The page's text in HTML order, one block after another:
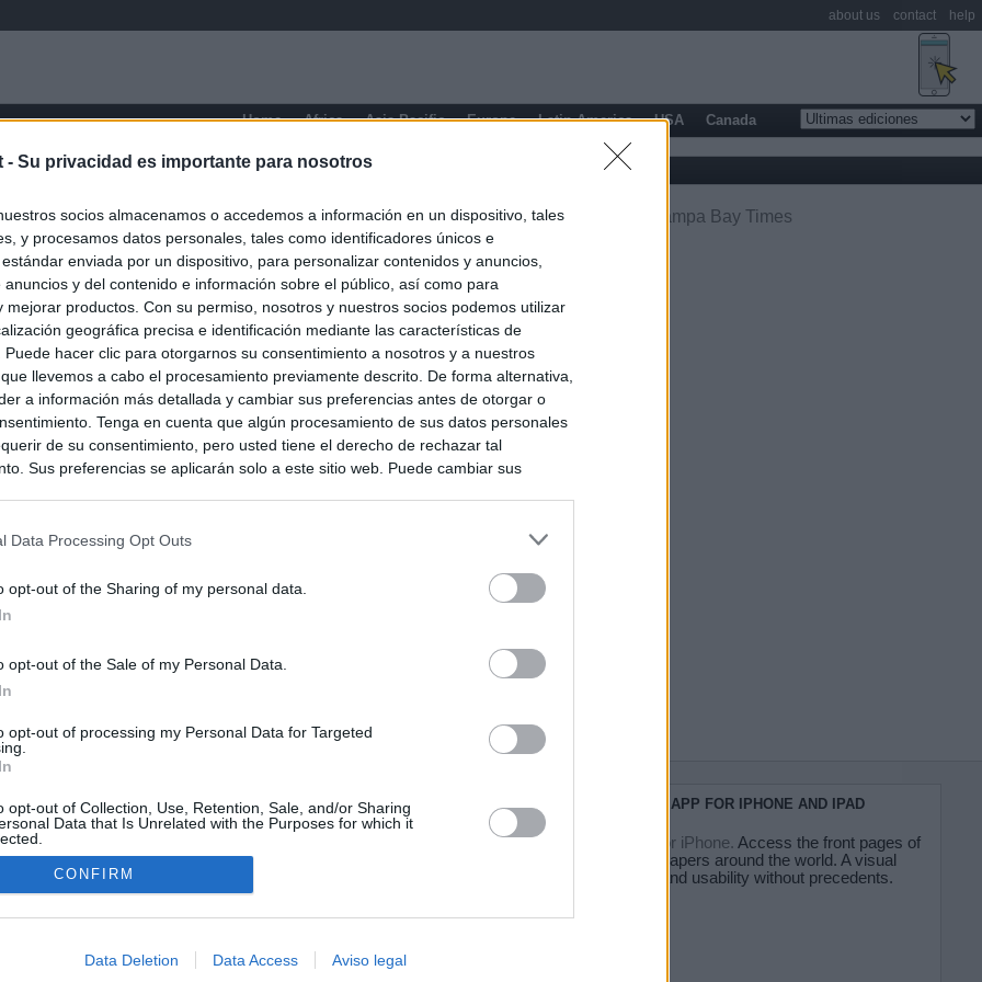
- Su privacidad es importante para nosotros
socios almacenamos o accedemos a información en un dispositivo, tales
y procesamos datos personales, tales como identificadores únicos e
enviada por un dispositivo, para personalizar contenidos y anuncios,
anuncios y del contenido e información sobre el público, así como para
mejorar productos. Con su permiso, nosotros y nuestros socios podemos utilizar
geográfica precisa e identificación mediante las características de
Puede hacer clic para otorgarnos su consentimiento a nosotros y a nuestros
llevemos a cabo el procesamiento previamente descrito. De forma alternativa,
a información más detallada y cambiar sus preferencias antes de otorgar o
Tenga en cuenta que algún procesamiento de sus datos personales
de su consentimiento, pero usted tiene el derecho de rechazar tal
Sus preferencias se aplicarán solo a este sitio web. Puede cambiar sus
Data Processing Opt Outs
opt-out of the Sharing of my personal data.
opt-out of the Sale of my Personal Data.
opt-out of processing my Personal Data for Targeted
opt-out of Collection, Use, Retention, Sale, and/or Sharing
Data that Is Unrelated with the Purposes for which it
CONFIRM
Data Deletion Data Access Aviso legal
Home Africa Asia-Pacific Europe Latin America USA Canada
Florida
daily press directory that gives access to the world's largest news
readable image taken from today's frontpage cover of each
KIOSKO.NET APP FOR IPHONE AND IPAD
Kiosko.net for iPhone. Access the front pages of
major newspapers around the world. A visual
experience and usability without precedents.
about us contact help